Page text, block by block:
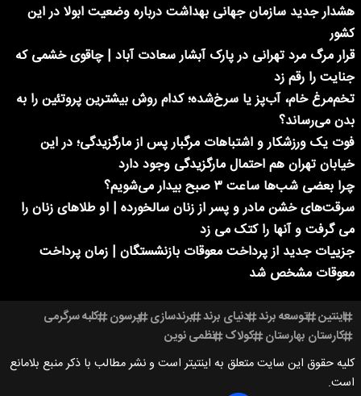
هشدار جدید سازمان جهانی بهداشت درباره وضعیت ابولا در این
کشور
قرار مرگ مرد تهرانی در پارک آبشار سعادت آباد | چاقوی خشمی که
جنایت را رقم زد
تخم‌مرغ خام، آب‌پز یا سرخ‌شده؛ کدام روش بیشترین پروتئین را به
بدن می‌رساند؟
فوت یک ورزشکار و اشتباهات مرگبار پس از مارگزیدگی؛ در این
خیابان تهران هم احتمال مارگزیدگی وجود دارد
چرا بعضی شب‌ها ساعت ۳ صبح بیدار می‌شویم؟
سرقت‌های خشن مادر و پسر از زنان سالخورده | او طلاهای زنان را
می گرفت و آنها را کتک می زد
جزییات جدید از پرداخت معوقات بازنشستگان | زمان پرداخت
معوقات مشخص شد
اینتین توسعه برند دنیای برند برندسازی پرسون کلبه سرگرمی
کارستان بهارستان کولاک نظمی نوین
کلیه حقوق این سایت متعلق به اینتیتر است و نشر مطالب با ذکر منبع بلامانع
است.